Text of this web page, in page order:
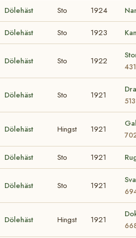
Dölehäst Sto 1924
Dölehäst Sto 1923
Dölehäst Sto 1922
Dölehäst Sto 1921
Dölehäst Hingst 1921
Dölehäst Sto 1921
Dölehäst Sto 1921
Dölehäst Hingst 1921